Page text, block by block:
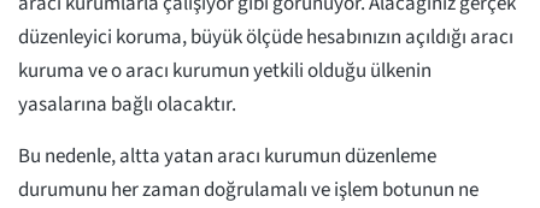
düzenleyici koruma, büyük ölçüde hesabınızın açıldığı aracı
kuruma ve o aracı kurumun yetkili olduğu ülkenin
yasalarına bağlı olacaktır.
Bu nedenle, altta yatan aracı kurumun düzenleme
durumunu her zaman doğrulamalı ve işlem botunun ne